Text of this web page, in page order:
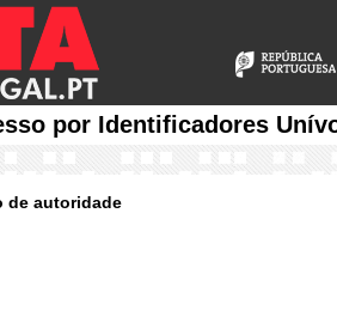
por Identificadores
de autoridade